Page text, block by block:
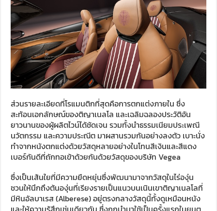
ส่วนรายละเอียดที่โรแมนติกที่สุดคือการตกแต่งภายใน ซึ่ง
สะท้อนเอกลักษณ์ของติญาเนลโล และเฉลิมฉลองประวัติอัน
ยาวนานของผู้ผลิตไวน์ได้ชัดเจน รวมทั้งนำธรรมเนียมประเพณี
นวัตกรรม และความประณีต มาผสานรวมกันอย่างลงตัว เบาะนั่ง
ทำจากหนังตกแต่งด้วยวัสดุหลายอย่างในโทนสีเงินและสีแดง
เบอร์กันดีที่ถักทอเข้าด้วยกันด้วยวัสดุของบริษัท Vegea
ซึ่งเป็นเส้นใยที่มีความยืดหยุ่นซึ่งพัฒนามาจากวัสดุในไร่องุ่น
ชวนให้นึกถึงต้นองุ่นที่เรียงรายเป็นแนวบนเนินเขาติญาเนลโลที่
มีหินอัลบาเรส (Alberese) อยู่ตรงกลางวัสดุนี้ทั้งดูเหมือนหนัง